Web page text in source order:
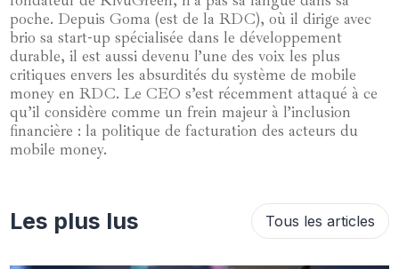
poche. Depuis Goma (est de la RDC), où il dirige avec
brio sa start-up spécialisée dans le développement
durable, il est aussi devenu l’une des voix les plus
critiques envers les absurdités du système de mobile
money en RDC. Le CEO s’est récemment attaqué à ce
qu’il considère comme un frein majeur à l’inclusion
financière : la politique de facturation des acteurs du
mobile money.
Les plus lus Tous les articles